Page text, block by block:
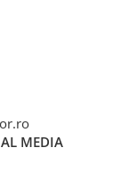
MEDIA